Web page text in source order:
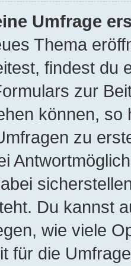
Umfrage
Thema
findest du
zur
können,
zu
Du kannst
wie viele
für die